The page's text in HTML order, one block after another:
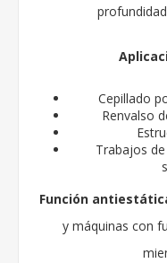
Cepillado
Renvalso
Trabajos
Función
y máquinas con